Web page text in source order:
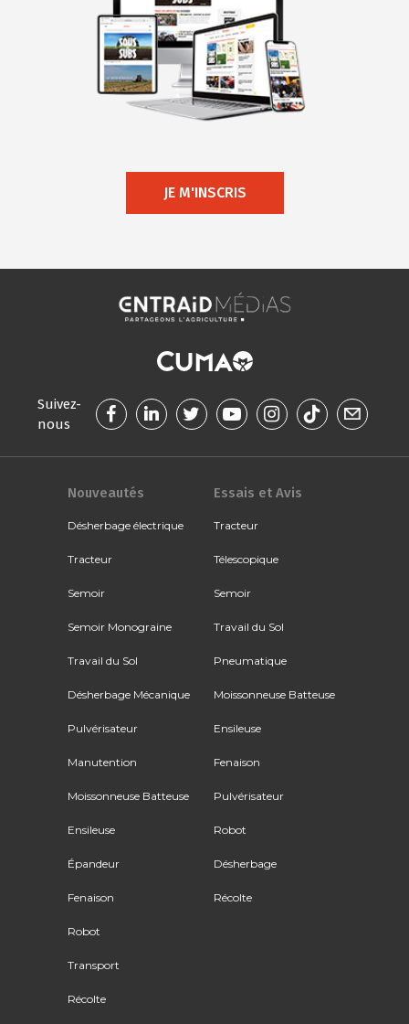
JE M'INSCRIS
Suivez-
nous
Nouveautés
Désherbage électrique
Tracteur
Semoir
Semoir Monograine
Travail du Sol
Désherbage Mécanique
Pulvérisateur
Manutention
Moissonneuse Batteuse
Ensileuse
Épandeur
Fenaison
Robot
Transport
Récolte
Essais et Avis
Tracteur
Télescopique
Semoir
Travail du Sol
Pneumatique
Moissonneuse Batteuse
Ensileuse
Fenaison
Pulvérisateur
Robot
Désherbage
Récolte